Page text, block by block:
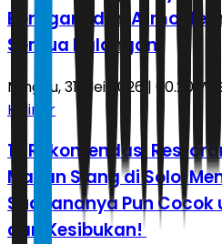
Beragam dan
Semua Kalangan
Minggu, 31 Mei 2026 | 00.20
Kuliner
10 Rekomendasi
Makan Siang di Solo:
Suasananya Pun Cocok
dari Kesibukan!